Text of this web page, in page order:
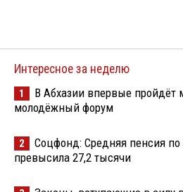
Интересное за неделю
1
В Абхазии впервые пройдёт
молодёжный форум
2
Соцфонд: Средняя пенсия по
превысила 27,2 тысячи